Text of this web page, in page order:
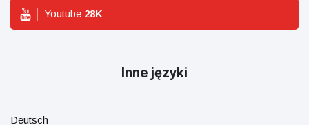
Youtube 28K
Inne języki
Deutsch